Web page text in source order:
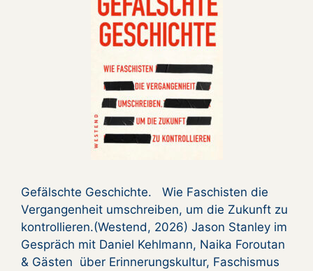
Gefälschte Geschichte. Wie Faschisten die
Vergangenheit umschreiben, um die Zukunft zu
kontrollieren.(Westend, 2026) Jason Stanley im
Gespräch mit Daniel Kehlmann, Naika Foroutan
& Gästen über Erinnerungskultur, Faschismus